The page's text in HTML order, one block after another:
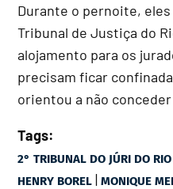
Durante o pernoite,
Tribunal de Justiça do
alojamento para os
precisam ficar
orientou a não
Tags:
2° TRIBUNAL DO JÚRI DO
HENRY BOREL |MONIQUE